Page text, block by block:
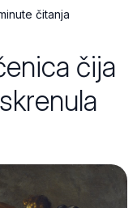
čitanja
čija